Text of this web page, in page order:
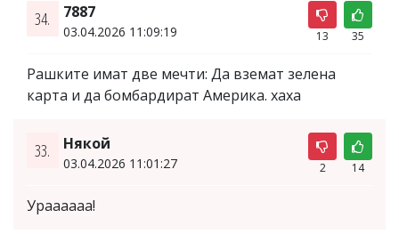
34. 7887
03.04.2026 11:09:19 13 35
Рашките имат две мечти: Да вземат зелена
карта и да бомбардират Америка. хаха
33. Някой
03.04.2026 11:01:27 2 14
Ураааааа!